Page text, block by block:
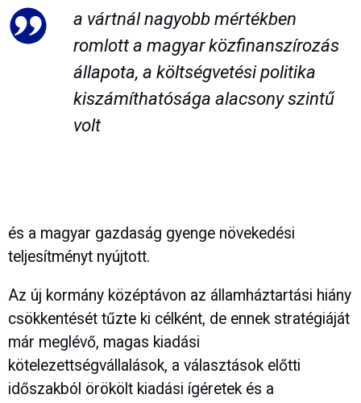
a vártnál nagyobb mértékben
romlott a magyar közfinanszírozás
állapota, a költségvetési politika
kiszámíthatósága alacsony szintű
volt
és a magyar gazdaság gyenge növekedési
teljesítményt nyújtott.
Az új kormány középtávon az államháztartási hiány
csökkentését tűzte ki célként, de ennek stratégiáját
már meglévő, magas kiadási
kötelezettségvállalások, a választások előtti
időszakból örökölt kiadási ígéretek és a